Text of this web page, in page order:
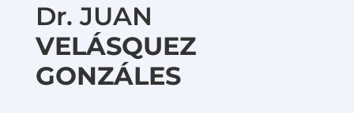
Dr. JUAN
VELÁSQUEZ
GONZÁLES